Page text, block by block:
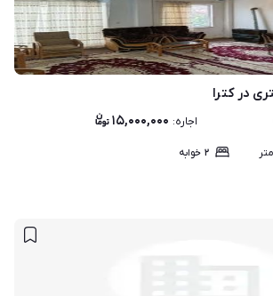
اجاره: ۱۵,۰۰۰,۰۰۰
متر ۲ خوابه